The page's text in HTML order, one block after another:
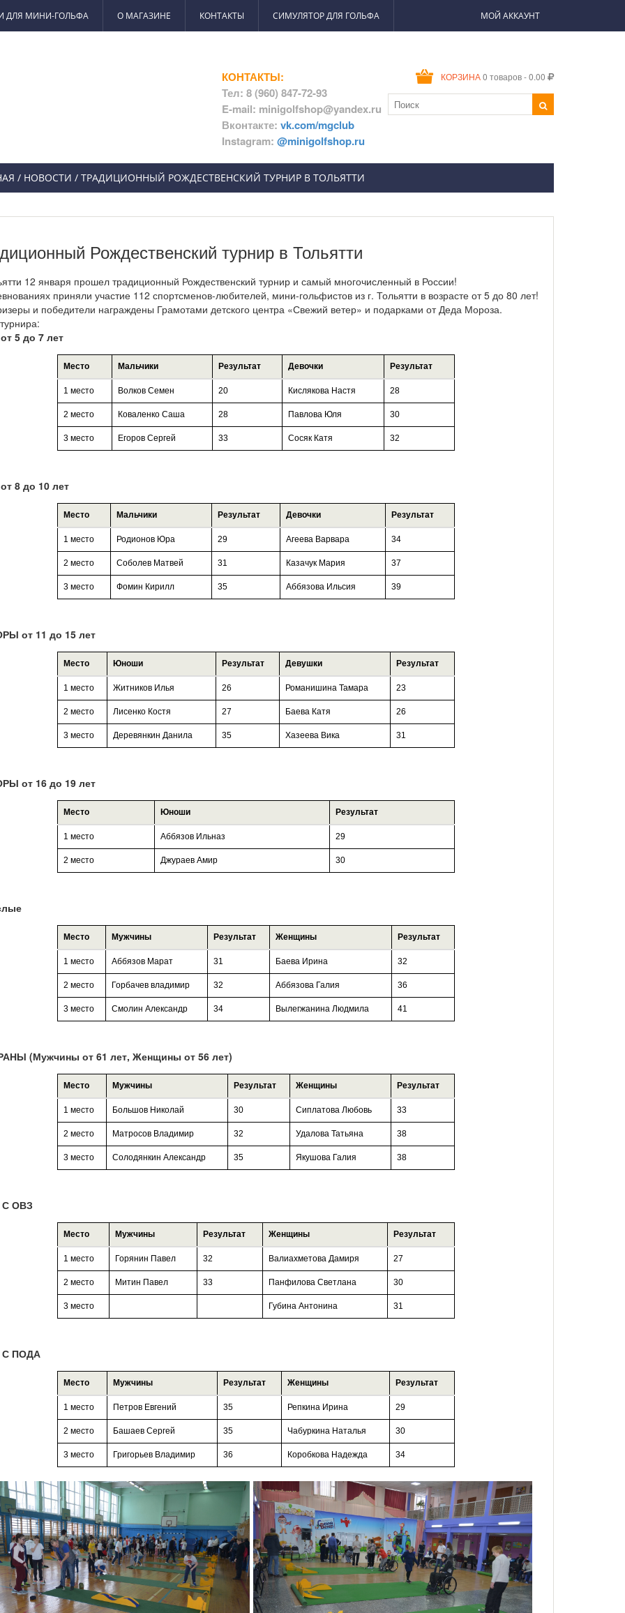
ДЛЯ МИНИ-ГОЛЬФА О МАГАЗИНЕ КОНТАКТЫ СИМУЛЯТОР ДЛЯ ГОЛЬФА МОЙ АККАУНТ
КОРЗИНА 0 товаров - 0.00
КОНТАКТЫ:
Тел: 8 (960) 847-72-93
E-mail: minigolfshop@yandex.ru
Вконтакте: vk.com/mgclub
Instagram: @minigolfshop.ru
/ НОВОСТИ / ТРАДИЦИОННЫЙ РОЖДЕСТВЕНСКИЙ ТУРНИР В ТОЛЬЯТТИ
Рождественский турнир в Тольятти
12 января прошел традиционный Рождественский турнир и самый многочисленный в России!
приняли участие 112 спортсменов-любителей, мини-гольфистов из г. Тольятти в возрасте от 5 до 80 лет!
и победители награждены Грамотами детского центра «Свежий ветер» и подарками от Деда Мороза.
5 до 7 лет
Место Мальчики Результат Девочки Результат
1 место Волков Семен 20 Кислякова Настя 28
2 место Коваленко Саша 28 Павлова Юля 30
3 место Егоров Сергей 33 Сосяк Катя 32
8 до 10 лет
Место Мальчики Результат Девочки Результат
1 место Родионов Юра 29 Агеева Варвара 34
2 место Соболев Матвей 31 Казачук Мария 37
3 место Фомин Кирилл 35 Аббязова Ильсия 39
от 11 до 15 лет
Место Юноши Результат Девушки Результат
1 место Житников Илья 26 Романишина Тамара 23
2 место Лисенко Костя 27 Баева Катя 26
3 место Деревянкин Данила 35 Хазеева Вика 31
от 16 до 19 лет
Место Юноши Результат
1 место Аббязов Ильназ 29
2 место Джураев Амир 30
Место Мужчины Результат Женщины Результат
1 место Аббязов Марат 31 Баева Ирина 32
2 место Горбачев владимир 32 Аббязова Галия 36
3 место Смолин Александр 34 Вылегжанина Людмила 41
(Мужчины от 61 лет, Женщины от 56 лет)
Место Мужчины Результат Женщины Результат
1 место Большов Николай 30 Сиплатова Любовь 33
2 место Матросов Владимир 32 Удалова Татьяна 38
3 место Солодянкин Александр 35 Якушова Галия 38
ОВЗ
Место Мужчины Результат Женщины Результат
1 место Горянин Павел 32 Валиахметова Дамиря 27
2 место Митин Павел 33 Панфилова Светлана 30
3 место Губина Антонина 31
ПОДА
Место Мужчины Результат Женщины Результат
1 место Петров Евгений 35 Репкина Ирина 29
2 место Башаев Сергей 35 Чабуркина Наталья 30
3 место Григорьев Владимир 36 Коробкова Надежда 34